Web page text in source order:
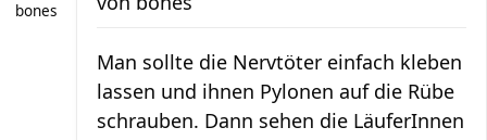
bones
Man sollte die Nervtöter einfach kleben
lassen und ihnen Pylonen auf die Rübe
schrauben. Dann sehen die LäuferInnen